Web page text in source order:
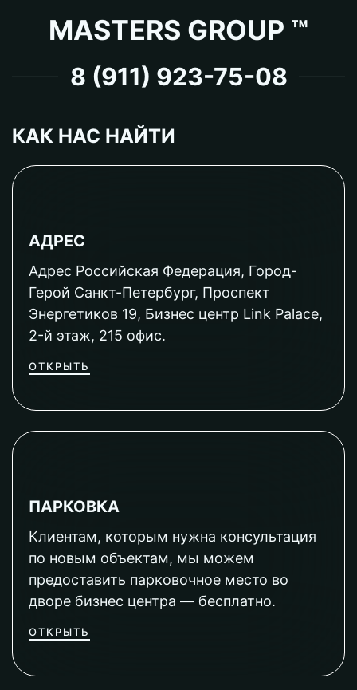
MASTERS GROUP ™
8 (911) 923-75-08
КАК НАС НАЙТИ
АДРЕС
Адрес Российская Федерация, Город-
Герой Санкт-Петербург, Проспект
Энергетиков 19, Бизнес центр Link Palace,
2-й этаж, 215 офис.
ОТКРЫТЬ
ПАРКОВКА
Клиентам, которым нужна консультация
по новым объектам, мы можем
предоставить парковочное место во
дворе бизнес центра — бесплатно.
ОТКРЫТЬ